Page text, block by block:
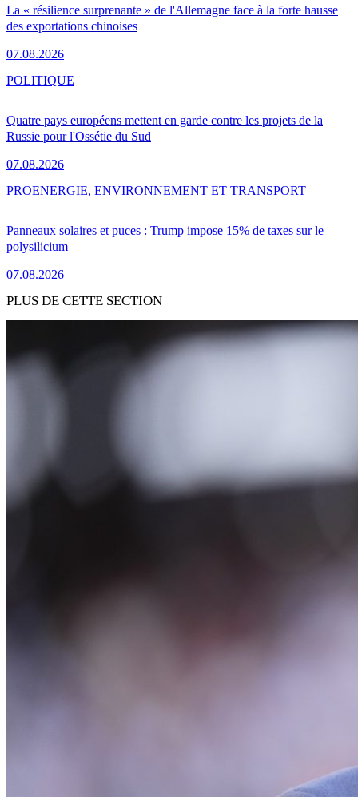
La « résilience surprenante » de l'Allemagne face à la forte hausse
des exportations chinoises
07.08.2026
Quatre pays européens mettent en garde contre les projets de la
Russie pour l'Ossétie du Sud
07.08.2026
POLITIQUE
Panneaux solaires et puces : Trump impose 15% de taxes sur le
polysilicium
07.08.2026
PROENERGIE, ENVIRONNEMENT ET TRANSPORT
PLUS DE CETTE SECTION